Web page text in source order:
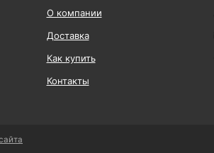
О компании
Доставка
Как купить
Контакты